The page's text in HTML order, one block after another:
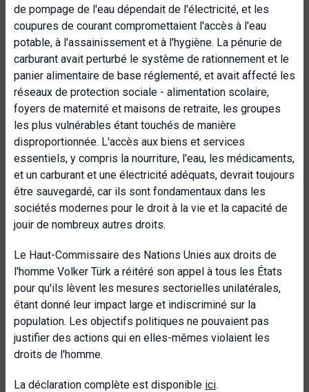
de pompage de l'eau dépendait de l'électricité, et les
coupures de courant compromettaient l'accès à l'eau
potable, à l'assainissement et à l'hygiène. La pénurie de
carburant avait perturbé le système de rationnement et le
panier alimentaire de base réglementé, et avait affecté les
réseaux de protection sociale - alimentation scolaire,
foyers de maternité et maisons de retraite, les groupes
les plus vulnérables étant touchés de manière
disproportionnée. L'accès aux biens et services
essentiels, y compris la nourriture, l'eau, les médicaments,
et un carburant et une électricité adéquats, devrait toujours
être sauvegardé, car ils sont fondamentaux dans les
sociétés modernes pour le droit à la vie et la capacité de
jouir de nombreux autres droits.
Le Haut-Commissaire des Nations Unies aux droits de
l'homme Volker Türk a réitéré son appel à tous les États
pour qu'ils lèvent les mesures sectorielles unilatérales,
étant donné leur impact large et indiscriminé sur la
population. Les objectifs politiques ne pouvaient pas
justifier des actions qui en elles-mêmes violaient les
droits de l'homme.
La déclaration complète est disponible ici.